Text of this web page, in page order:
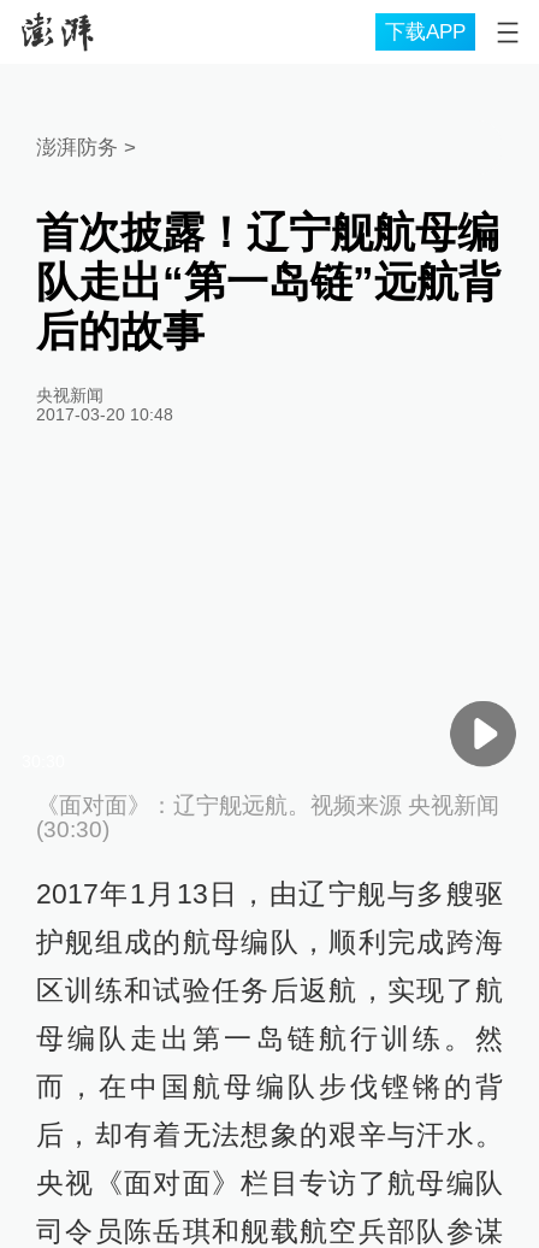
下载APP
澎湃防务 >
首次披露！辽宁舰航母编
队走出“第一岛链”远航背
后的故事
央视新闻
2017-03-20 10:48
《面对面》：辽宁舰远航。视频来源 央视新闻
(30:30)
2017年1月13日，由辽宁舰与多艘驱
护舰组成的航母编队，顺利完成跨海
区训练和试验任务后返航，实现了航
母编队走出第一岛链航行训练。然
而，在中国航母编队步伐铿锵的背
后，却有着无法想象的艰辛与汗水。
央视《面对面》栏目专访了航母编队
司令员陈岳琪和舰载航空兵部队参谋